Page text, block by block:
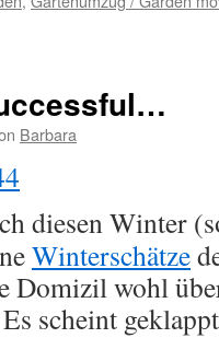
Barbara
diesen Winter
Winterschätze
Domizil wohl
scheint